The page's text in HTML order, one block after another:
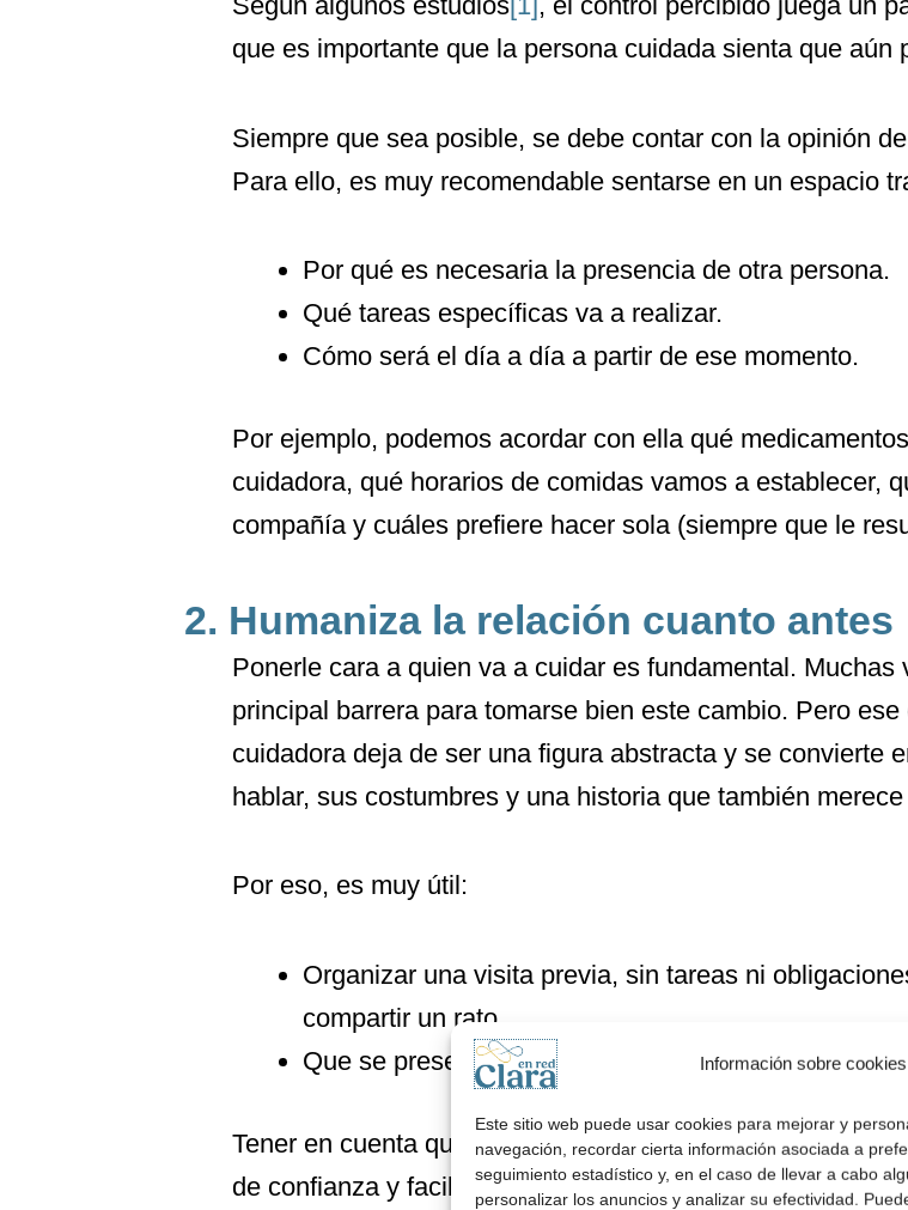
Información sobre cookies
Este sitio web puede usar cookies para mejorar y
navegación, recordar cierta información asociada a
seguimiento estadístico y, en el caso de llevar a cabo
personalizar los anuncios y analizar su efectividad.
que es importante que la persona cuidada sienta que
Siempre que sea posible, se debe contar con la opinión
Para ello, es muy recomendable sentarse en un espacio
Por qué es necesaria la presencia de otra persona.
Qué tareas específicas va a realizar.
Cómo será el día a día a partir de ese momento.
Por ejemplo, podemos acordar con ella qué
cuidadora, qué horarios de comidas vamos a establecer,
compañía y cuáles prefiere hacer sola (siempre que le
2. Humaniza la relación cuanto antes
Ponerle cara a quien va a cuidar es fundamental.
principal barrera para tomarse bien este cambio. Pero
cuidadora deja de ser una figura abstracta y se convierte
hablar, sus costumbres y una historia que también
Por eso, es muy útil:
Organizar una visita previa, sin tareas ni
compartir un rato.
Que se presenten, que conversen, que se escuchen.
Tener en cuenta que pequeños gestos previos que,
de confianza y facilitan que la transición posterior sea